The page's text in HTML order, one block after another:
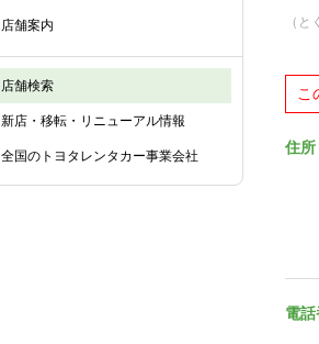
店舗案内
店舗検索
新店・移転・リニューアル情報
全国のトヨタレンタカー事業会社
（
こ
住所
電